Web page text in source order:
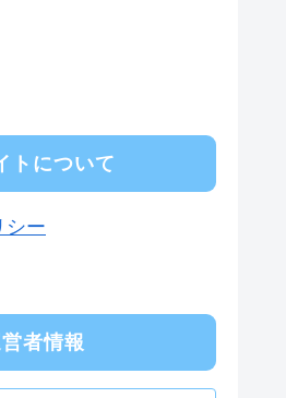
トについて
シー
者情報